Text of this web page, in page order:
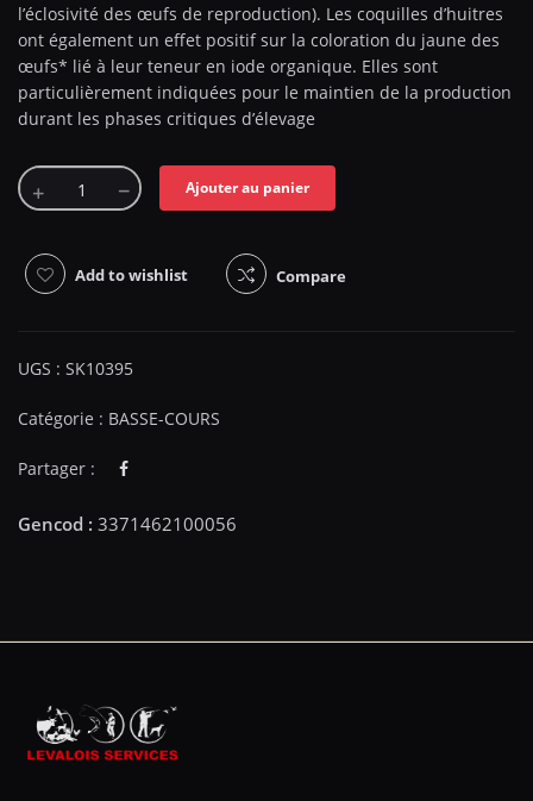
l’éclosivité des œufs de reproduction). Les coquilles d’huitres
ont également un effet positif sur la coloration du jaune des
œufs* lié à leur teneur en iode organique. Elles sont
particulièrement indiquées pour le maintien de la production
durant les phases critiques d’élevage
Ajouter au panier
Add to wishlist Compare
UGS : SK10395
Catégorie : BASSE-COURS
Partager :